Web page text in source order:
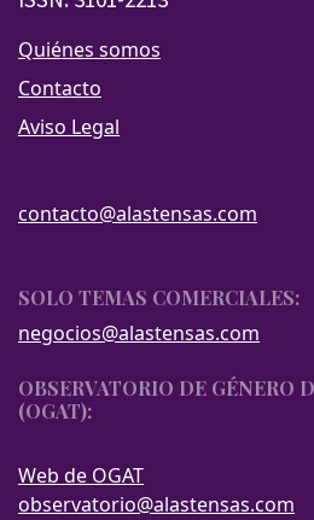
Quiénes somos
Contacto
Aviso Legal
contacto@alastensas.com
SOLO TEMAS COMERCIALES:
negocios@alastensas.com
OBSERVATORIO DE GÉNERO
(OGAT):
Web de OGAT
observatorio@alastensas.com